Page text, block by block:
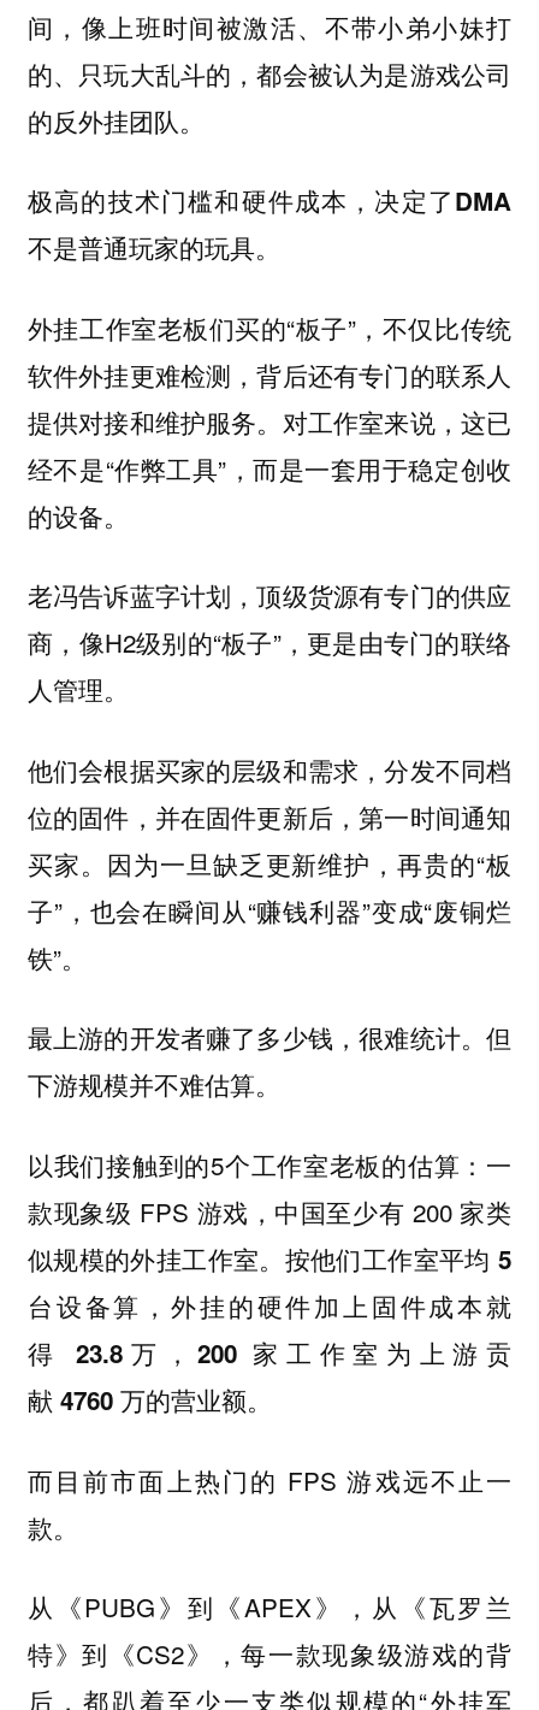
间，像上班时间被激活、不带小弟小妹打
的、只玩大乱斗的，都会被认为是游戏公司
的反外挂团队。
极高的技术门槛和硬件成本，决定了DMA
不是普通玩家的玩具。
外挂工作室老板们买的“板子”，不仅比传统
软件外挂更难检测，背后还有专门的联系人
提供对接和维护服务。对工作室来说，这已
经不是“作弊工具”，而是一套用于稳定创收
的设备。
老冯告诉蓝字计划，顶级货源有专门的供应
商，像H2级别的“板子”，更是由专门的联络
人管理。
他们会根据买家的层级和需求，分发不同档
位的固件，并在固件更新后，第一时间通知
买家。因为一旦缺乏更新维护，再贵的“板
子”，也会在瞬间从“赚钱利器”变成“废铜烂
铁”。
最上游的开发者赚了多少钱，很难统计。但
下游规模并不难估算。
以我们接触到的5个工作室老板的估算：一
款现象级 FPS 游戏，中国至少有 200 家类
似规模的外挂工作室。 按他们工作室平均 5
台设备算，外挂的硬件加上固件成本就
得 23.8万，200 家工作室为上游贡
献 4760 万的营业额。
而目前市面上热门的 FPS 游戏远不止一
款。
从《PUBG》到《APEX》，从《瓦罗兰
特》到《CS2》，每一款现象级游戏的背
后，都趴着至少一支类似规模的“外挂军